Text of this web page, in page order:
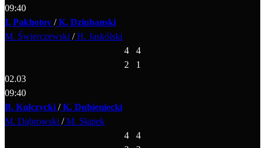
09:40
I. Pakhotov /K. Dziubanski
M. Świerczewski /H. Jaskólski
4
4
2
1
02.03
09:40
B. Kulczycki /K. Dubieniecki
M. Dąbrowski /M. Słapek
4
4